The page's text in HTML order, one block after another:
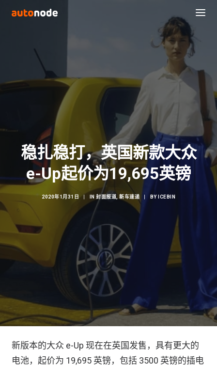
Search
稳扎稳打，英国新款大众
e-Up起价为19,695英镑
2020年1月31日 IN 封面报道 新车速递 BY ICEBIN
新版本的大众 e-Up 现在在英国发售，具有更大的
电池，起价为 19,695 英镑，包括 3500 英镑的插电